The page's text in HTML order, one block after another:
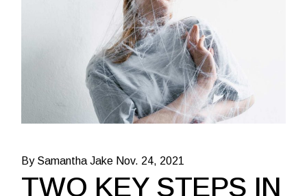
By Samantha Jake Nov. 24, 2021
TWO KEY STEPS IN